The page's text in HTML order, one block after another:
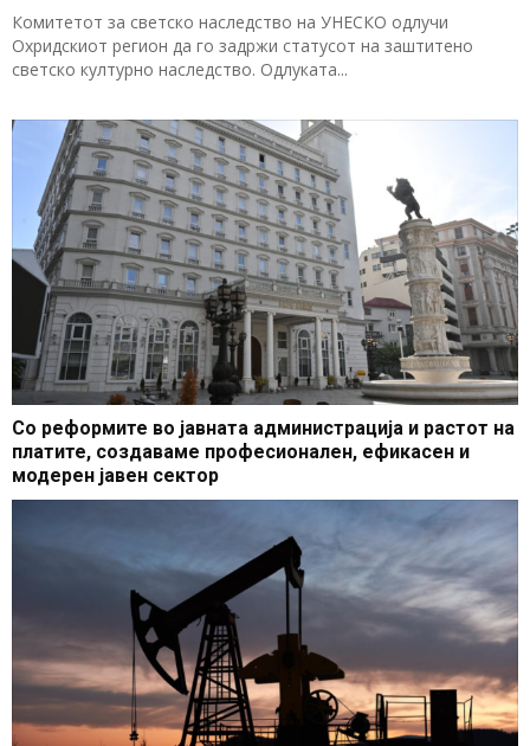
Комитетот за светско наследство на УНЕСКО одлучи
Охридскиот регион да го задржи статусот на заштитено
светско културно наследство. Одлуката...
Со реформите во јавната администрација и растот на
платите, создаваме професионален, ефикасен и
модерен јавен сектор